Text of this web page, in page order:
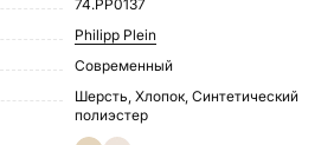
74.PP0137
Philipp Plein
Современный
Шерсть, Хлопок, Синтетический
полиэстер